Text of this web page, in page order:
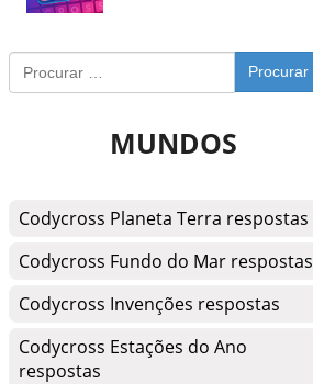
Procurar
MUNDOS
Codycross Planeta Terra respostas
Codycross Fundo do Mar respostas
Codycross Invenções respostas
Codycross Estações do Ano
respostas